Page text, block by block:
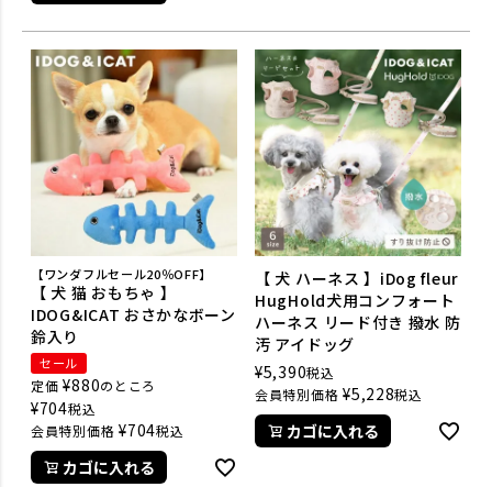
【ワンダフルセール20％OFF】
【 犬 猫 おもちゃ 】
IDOG&ICAT おさかなボーン
鈴入り
セール
定価 ¥880のところ
¥704税込
会員特別価格 ¥704税込
カゴに入れる
【 犬 ハーネス 】iDog fleur
HugHold犬用コンフォート
ハーネス リード付き 撥水 防
汚 アイドッグ
¥5,390税込
会員特別価格 ¥5,228税込
カゴに入れる